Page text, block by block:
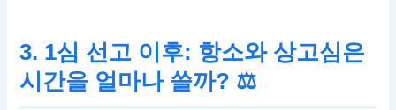
3. 1심 선고 이후: 항소와 상고심은
시간을 얼마나 쓸까? ⚖